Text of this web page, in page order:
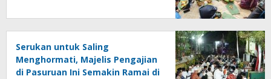
Serukan untuk Saling
Menghormati, Majelis Pengajian
di Pasuruan Ini Semakin Ramai di